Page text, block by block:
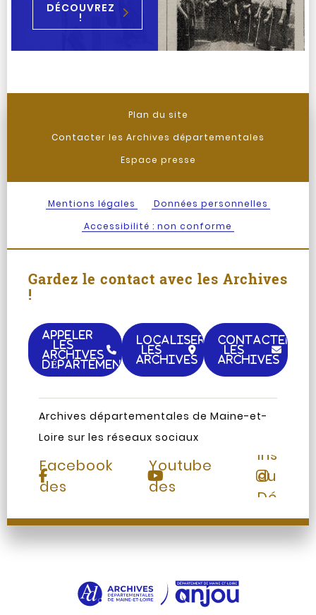
DÉCOUVREZ
!
Plan du site
Contacter les Archives départementales
Espace presse
Mentions légales
Données personnelles
Accessibilité : non conforme
Gardez le contact avec les Archives
!
APPELER
LES
ARCHIVES
DÉPARTEMENTALES
LOCALISER
LES
ARCHIVES
CONTACTER
LES
ARCHIVES
Archives départementales de Maine-et-
Loire sur les réseaux sociaux
Page
Facebook
des
Chaine
Youtube
des
du